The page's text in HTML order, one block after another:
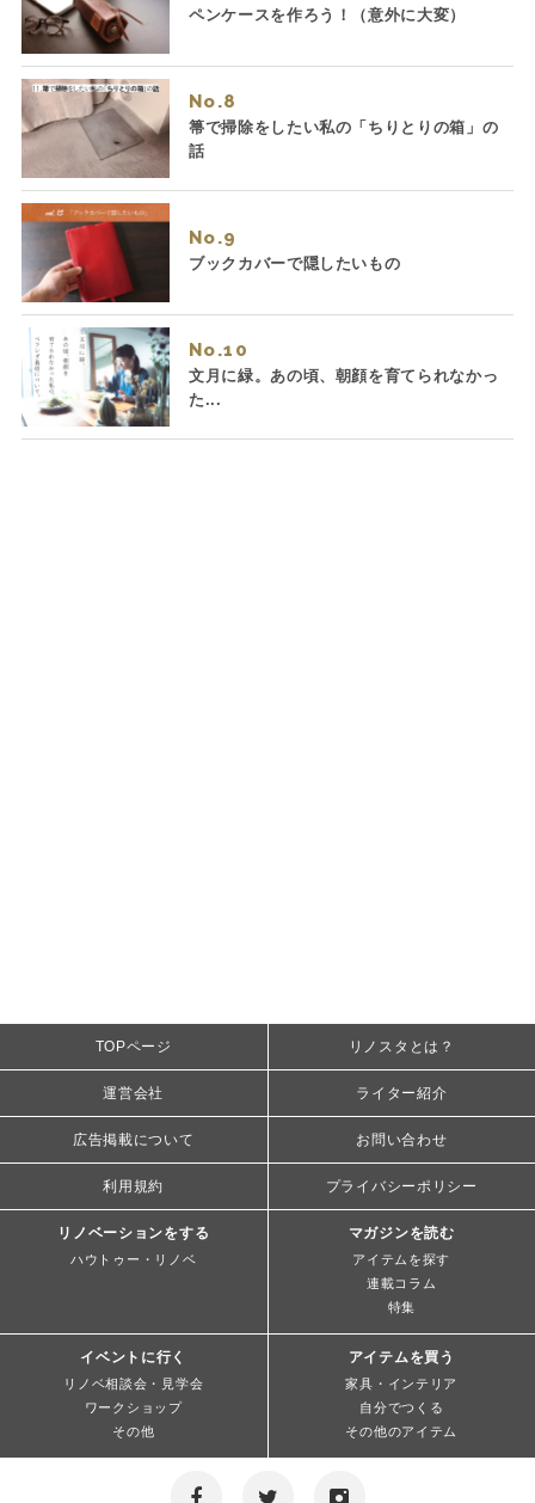
ペンケースを作ろう！（意外に大変）
No.
箒で掃除をしたい私の「ちりとりの箱」の
話
No.
ブックカバーで隠したいもの
No.
文月に緑。あの頃、朝顔を育てられなかっ
た...
TOPページ リノスタとは？
運営会社 ライター紹介
広告掲載について お問い合わせ
利用規約 プライバシーポリシー
リノベーションをする
ハウトゥー・リノベ
マガジンを読む
アイテムを探す
連載コラム
特集
イベントに行く
リノベ相談会・見学会
ワークショップ
その他
アイテムを買う
家具・インテリア
自分でつくる
その他のアイテム